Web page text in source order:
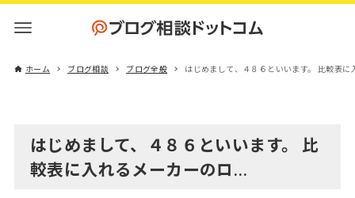
ホーム ブログ相談 ブログ全般 はじめまして、４８６といいます。 比較表
はじめまして、４８６といいます。 比
較表に入れるメーカーのロ…